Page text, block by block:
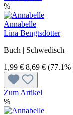
%
Annabelle
Lina Bengtsdotter
Buch | Schwedisch
1,99 € 8,69 € (77.1%
Zum Artikel
%